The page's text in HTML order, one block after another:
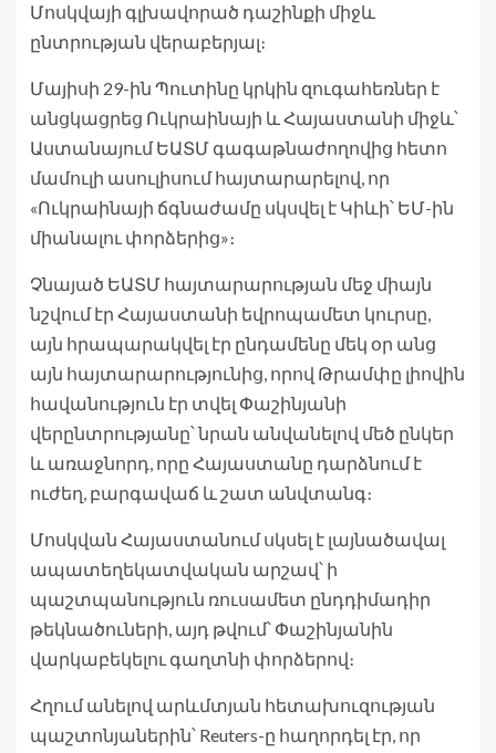
Մոսկվայի գլխավորած դաշինքի միջև
ընտրության վերաբերյալ։
Մայիսի 29-ին Պուտինը կրկին զուգահեռներ է
անցկացրեց Ուկրաինայի և Հայաստանի միջև՝
Աստանայում ԵԱՏՄ գագաթնաժողովից հետո
մամուլի ասուլիսում հայտարարելով, որ
«Ուկրաինայի ճգնաժամը սկսվել է Կիևի՝ ԵՄ-ին
միանալու փորձերից»։
Չնայած ԵԱՏՄ հայտարարության մեջ միայն
նշվում էր Հայաստանի եվրոպամետ կուրսը,
այն հրապարակվել էր ընդամենը մեկ օր անց
այն հայտարարությունից, որով Թրամփը լիովին
հավանություն էր տվել Փաշինյանի
վերընտրությանը՝ նրան անվանելով մեծ ընկեր
և առաջնորդ, որը Հայաստանը դարձնում է
ուժեղ, բարգավաճ և շատ անվտանգ։
Մոսկվան Հայաստանում սկսել է լայնածավալ
ապատեղեկատվական արշավ՝ ի
պաշտպանություն ռուսամետ ընդդիմադիր
թեկնածուների, այդ թվում՝ Փաշինյանին
վարկաբեկելու գաղտնի փորձերով։
Հղում անելով արևմտյան հետախուզության
պաշտոնյաներին՝ Reuters-ը հաղորդել էր, որ